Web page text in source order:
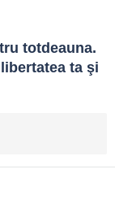
totdeauna.
ta şi